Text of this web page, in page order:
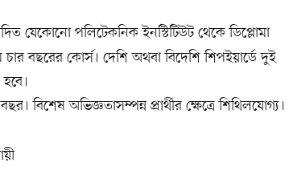
যেকোনো পলিটেকনিক ইনস্টিটিউট থেকে ডিপ্লোমা
বছরের কোর্স। দেশি অথবা বিদেশি শিপইয়ার্ডে দুই
বিশেষ অভিজ্ঞতাসম্পন্ন প্রার্থীর ক্ষেত্রে শিথিলযোগ্য।